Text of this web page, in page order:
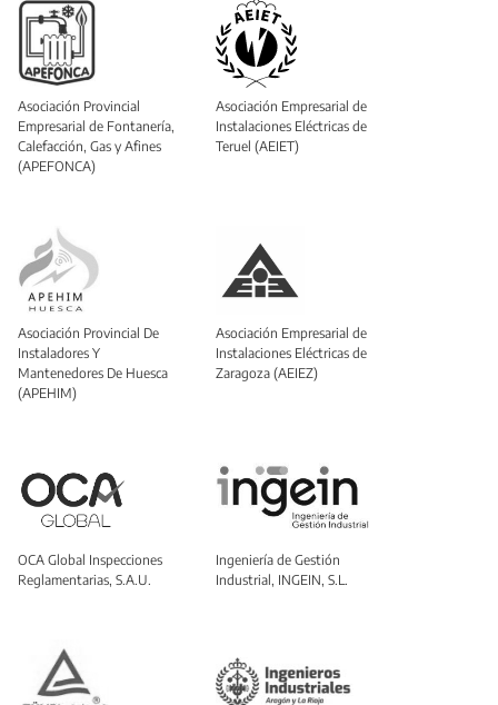
Asociación Provincial
Empresarial de Fontanería,
Calefacción, Gas y Afines
(APEFONCA)
Asociación Empresarial de
Instalaciones Eléctricas de
Teruel (AEIET)
Asociación Provincial De
Instaladores Y
Mantenedores De Huesca
(APEHIM)
Asociación Empresarial de
Instalaciones Eléctricas de
Zaragoza (AEIEZ)
OCA Global Inspecciones
Reglamentarias, S.A.U.
Ingeniería de Gestión
Industrial, INGEIN, S.L.